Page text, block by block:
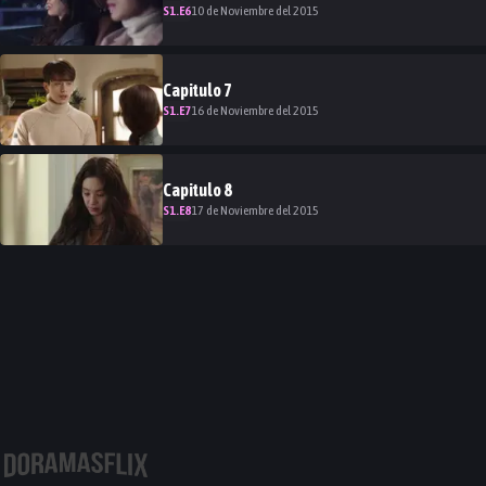
S1.E610 de Noviembre del 2015
Capitulo7
S1.E716 de Noviembre del 2015
Capitulo8
S1.E817 de Noviembre del 2015